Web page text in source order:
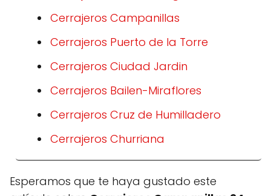
Cerrajeros Campanillas
Cerrajeros Puerto de la Torre
Cerrajeros Ciudad Jardin
Cerrajeros Bailen-Miraflores
Cerrajeros Cruz de Humilladero
Cerrajeros Churriana
Esperamos que te haya gustado este